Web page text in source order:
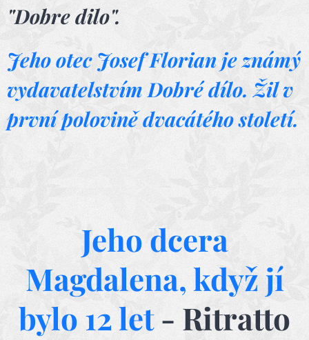
"Dobre dilo".
Jeho otec Josef Florian je známý
vydavatelstvím Dobré dílo. Žil v
první polovině dvacátého století.
Jeho dcera
Magdalena, když jí
bylo 12 let- Ritratto